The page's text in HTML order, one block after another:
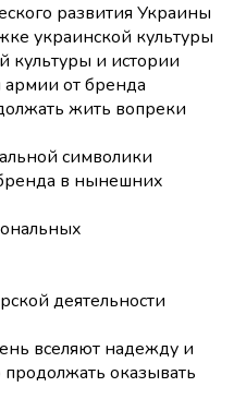
развития Украины
украинской культуры
культуры и истории
от бренда
жить вопреки
символики
в нынешних
деятельности
вселяют надежду и
оказывать